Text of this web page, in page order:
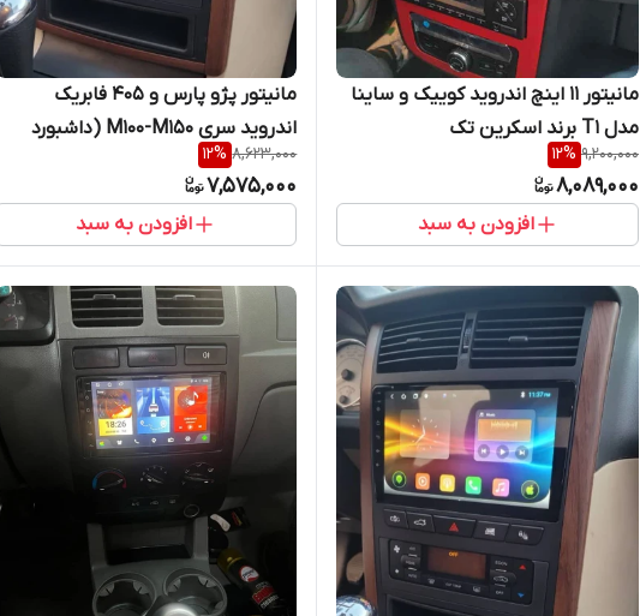
مانیتور 11 اینچ اندروید کوییک و ساینا
مدل T1 برند اسکرین تک
9,200,000
12%
8,089,000
افزودن به سبد
مانیتور پژو پارس و 405 فابریک
اندروید سری M100-M150 (داشبورد
جدید)
8,623,000
12%
7,575,000
افزودن به سبد